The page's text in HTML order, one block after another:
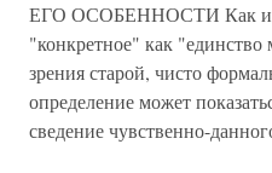
ЕГО ОСОБЕННОСТИ Как
"конкретное" как
зрения старой, чисто
определение может
сведение чувственно-